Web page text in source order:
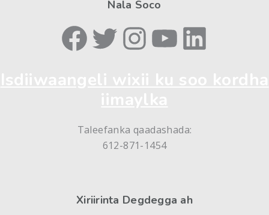
Nala Soco
Facebook-ga TwitterInstagram
YouTubeLinkedIn
Taleefanka qaadashada:
612-871-1454
Xiriirinta Degdegga ah